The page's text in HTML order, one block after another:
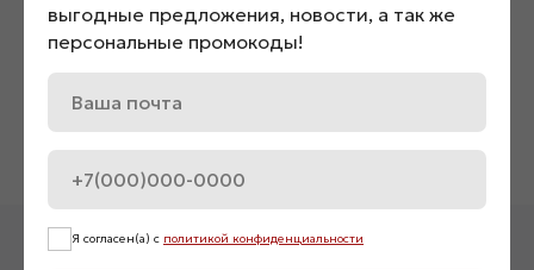
Рубашка джинсовая с
карманами «06573»
Брюки свободного кроя
выгодные предложения, новости, а так же
персональные промокоды!
Я согласен(а) с политикой конфиденциальности